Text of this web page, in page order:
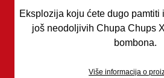
Eksplozija koju ćete dugo pamtiti
još neodoljivih Chupa Chups
bombona.
Više informacija o